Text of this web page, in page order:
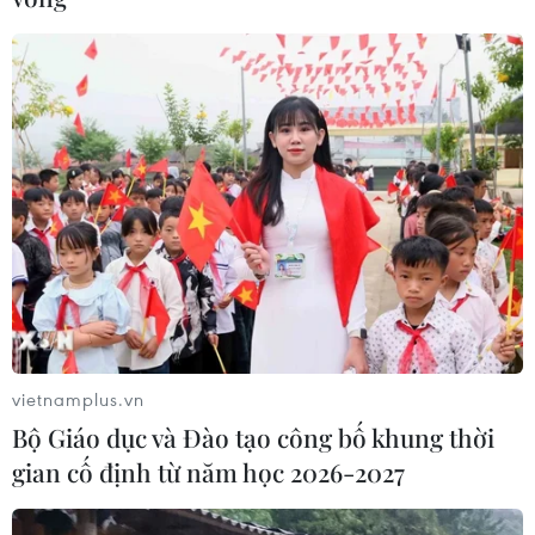
vietnamplus.vn
Bộ Giáo dục và Đào tạo công bố khung thời
gian cố định từ năm học 2026-2027